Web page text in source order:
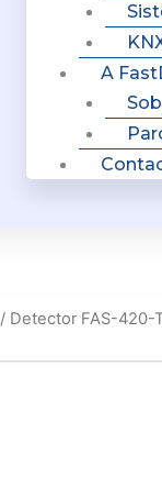
A
/ Detector FAS-420-